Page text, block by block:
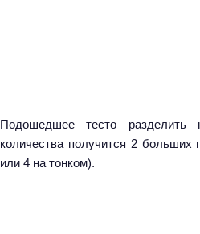
Подошедшее тесто разделить
количества получится 2 больших
или 4 на тонком).